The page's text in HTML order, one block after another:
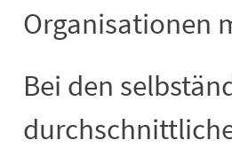
Organisationen
Bei den